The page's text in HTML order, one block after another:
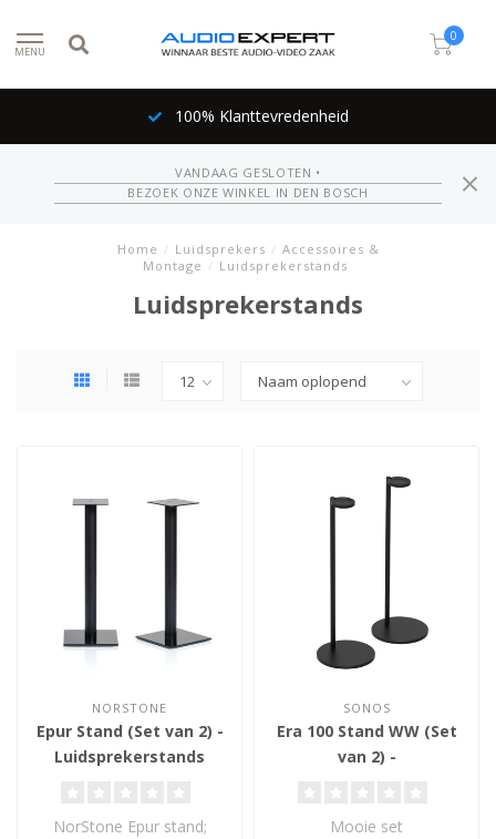
MENU
0
100% Klanttevredenheid
VANDAAG GESLOTEN •
BEZOEK ONZE WINKEL IN DEN BOSCH
Home / Luidsprekers / Accessoires &
Montage / Luidsprekerstands
Luidsprekerstands
NORSTONE
Epur Stand (Set van 2) -
Luidsprekerstands
NorStone Epur stand;
SONOS
Era 100 Stand WW (Set
van 2) -
Mooie set